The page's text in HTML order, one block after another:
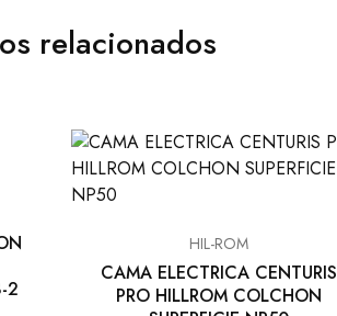
relacionados
2
HIL-ROM
CAMA ELECTRICA CENTURIS
PRO HILLROM COLCHON